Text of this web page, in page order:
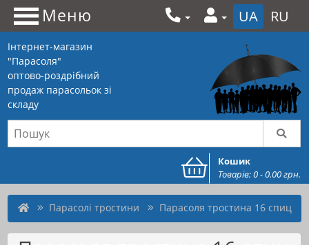
Меню UA RU
Інтернет-магазин
"Парасоля"
оптово-роздрібний
продаж парасольок зі
складу
Кошик
Товарів: 0 - 0.00 грн.
Парасолі тростини Парасоля тростина 16 спиц